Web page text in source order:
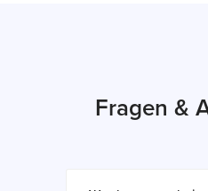
Fragen &